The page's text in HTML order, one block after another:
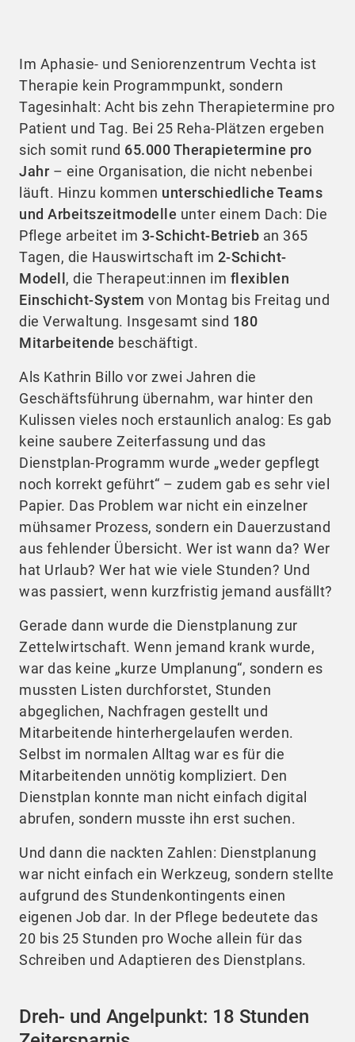
Im Aphasie- und Seniorenzentrum Vechta ist
Therapie kein Programmpunkt, sondern
Tagesinhalt: Acht bis zehn Therapietermine pro
Patient und Tag. Bei 25 Reha-Plätzen ergeben
sich somit rund 65.000 Therapietermine pro
Jahr – eine Organisation, die nicht nebenbei
läuft. Hinzu kommen unterschiedliche Teams
und Arbeitszeitmodelle unter einem Dach: Die
Pflege arbeitet im 3-Schicht-Betrieb an 365
Tagen, die Hauswirtschaft im 2-Schicht-
Modell, die Therapeut:innen im flexiblen
Einschicht-System von Montag bis Freitag und
die Verwaltung. Insgesamt sind 180
Mitarbeitende beschäftigt.
Als Kathrin Billo vor zwei Jahren die
Geschäftsführung übernahm, war hinter den
Kulissen vieles noch erstaunlich analog: Es gab
keine saubere Zeiterfassung und das
Dienstplan-Programm wurde „weder gepflegt
noch korrekt geführt“ – zudem gab es sehr viel
Papier. Das Problem war nicht ein einzelner
mühsamer Prozess, sondern ein Dauerzustand
aus fehlender Übersicht. Wer ist wann da? Wer
hat Urlaub? Wer hat wie viele Stunden? Und
was passiert, wenn kurzfristig jemand ausfällt?
Gerade dann wurde die Dienstplanung zur
Zettelwirtschaft. Wenn jemand krank wurde,
war das keine „kurze Umplanung“, sondern es
mussten Listen durchforstet, Stunden
abgeglichen, Nachfragen gestellt und
Mitarbeitende hinterhergelaufen werden.
Selbst im normalen Alltag war es für die
Mitarbeitenden unnötig kompliziert. Den
Dienstplan konnte man nicht einfach digital
abrufen, sondern musste ihn erst suchen.
Und dann die nackten Zahlen: Dienstplanung
war nicht einfach ein Werkzeug, sondern stellte
aufgrund des Stundenkontingents einen
eigenen Job dar. In der Pflege bedeutete das
20 bis 25 Stunden pro Woche allein für das
Schreiben und Adaptieren des Dienstplans.
Dreh- und Angelpunkt: 18 Stunden